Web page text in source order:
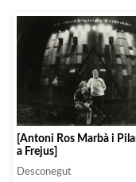
[Antoni Ros Marbà i
a Frejus]
Desconegut